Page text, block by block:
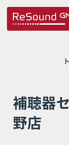
補聴器
野店